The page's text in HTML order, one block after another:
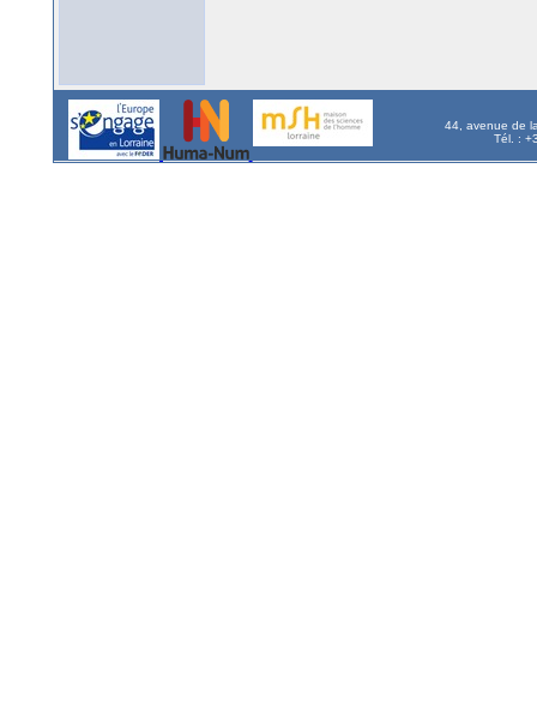
44, avenue de
Tél. :